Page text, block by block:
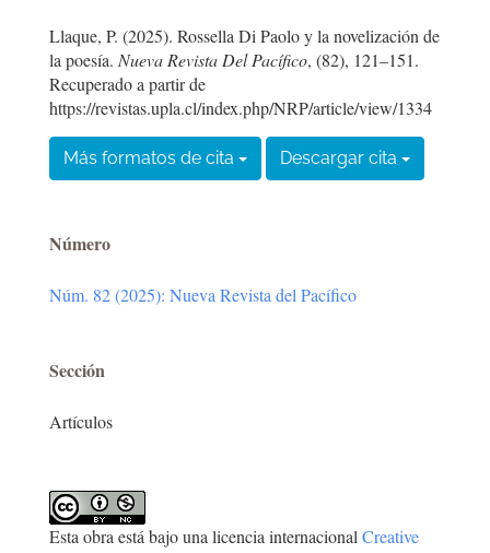
artículo
Llaque, P. (2025). Rossella Di Paolo y la novelización de
la poesía. Nueva Revista Del Pacífico, (82), 121–151.
Recuperado a partir de
https://revistas.upla.cl/index.php/NRP/article/view/1334
Más formatos de cita Descargar cita
Número
Núm. 82 (2025): Nueva Revista del Pacífico
Sección
Artículos
Esta obra está bajo una licencia internacionalCreative